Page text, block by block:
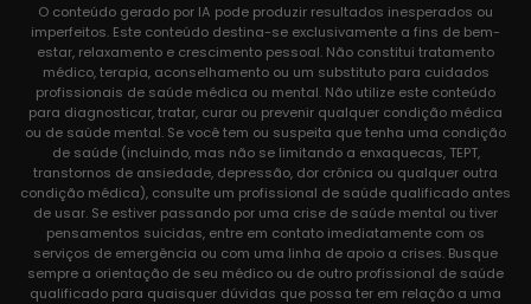
O conteúdo gerado por IA pode produzir resultados inesperados ou
imperfeitos. Este conteúdo destina-se exclusivamente a fins de bem-
estar, relaxamento e crescimento pessoal. Não constitui tratamento
médico, terapia, aconselhamento ou um substituto para cuidados
profissionais de saúde médica ou mental. Não utilize este conteúdo
para diagnosticar, tratar, curar ou prevenir qualquer condição médica
ou de saúde mental. Se você tem ou suspeita que tenha uma condição
de saúde (incluindo, mas não se limitando a enxaquecas, TEPT,
transtornos de ansiedade, depressão, dor crônica ou qualquer outra
condição médica), consulte um profissional de saúde qualificado antes
de usar. Se estiver passando por uma crise de saúde mental ou tiver
pensamentos suicidas, entre em contato imediatamente com os
serviços de emergência ou com uma linha de apoio a crises. Busque
sempre a orientação de seu médico ou de outro profissional de saúde
qualificado para quaisquer dúvidas que possa ter em relação a uma